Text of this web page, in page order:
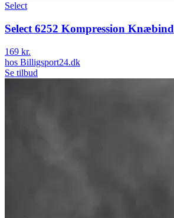
Select
Select 6252 Kompression Knæbind
169 kr.
hos Billigsport24.dk
Se tilbud